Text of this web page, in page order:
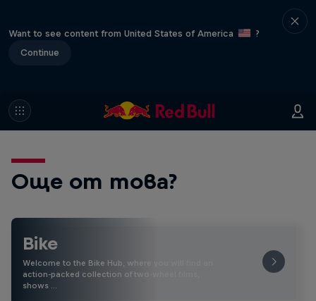
Want to see content from United States of America
?
Continue
Още от това?
Bike
Welcome to the Bike Hub, where you will find an
action-packed collection of two-wheel films,
shows …